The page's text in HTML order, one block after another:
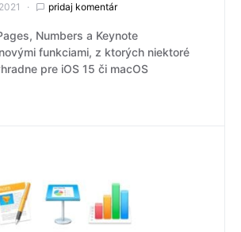
pridaj komentár
Numbers a Keynote
funkciami, z ktorých niektoré
pre iOS 15 či macOS